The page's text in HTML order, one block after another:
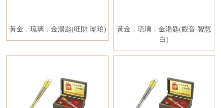
黃金．琉璃．金湯匙(旺財 琥珀)
黃金．琉璃．金湯匙(觀音 智慧
白)